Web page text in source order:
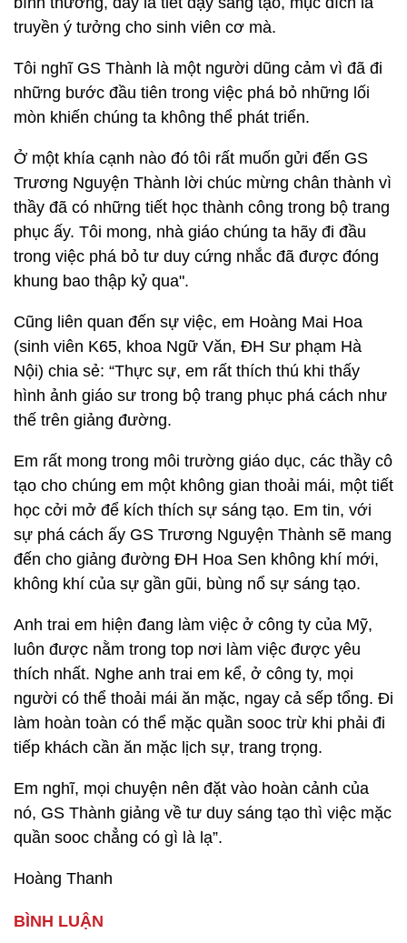
truyền ý tưởng cho sinh viên cơ mà.
Tôi nghĩ GS Thành là một người dũng cảm vì đã đi
những bước đầu tiên trong việc phá bỏ những lối
mòn khiến chúng ta không thể phát triển.
Ở một khía cạnh nào đó tôi rất muốn gửi đến GS
Trương Nguyện Thành lời chúc mừng chân thành vì
thầy đã có những tiết học thành công trong bộ trang
phục ấy. Tôi mong, nhà giáo chúng ta hãy đi đầu
trong việc phá bỏ tư duy cứng nhắc đã được đóng
khung bao thập kỷ qua".
Cũng liên quan đến sự việc, em Hoàng Mai Hoa
(sinh viên K65, khoa Ngữ Văn, ĐH Sư phạm Hà
Nội) chia sẻ: “Thực sự, em rất thích thú khi thấy
hình ảnh giáo sư trong bộ trang phục phá cách như
thế trên giảng đường.
Em rất mong trong môi trường giáo dục, các thầy cô
tạo cho chúng em một không gian thoải mái, một tiết
học cởi mở để kích thích sự sáng tạo. Em tin, với
sự phá cách ấy GS Trương Nguyện Thành sẽ mang
đến cho giảng đường ĐH Hoa Sen không khí mới,
không khí của sự gần gũi, bùng nổ sự sáng tạo.
Anh trai em hiện đang làm việc ở công ty của Mỹ,
luôn được nằm trong top nơi làm việc được yêu
thích nhất. Nghe anh trai em kể, ở công ty, mọi
người có thể thoải mái ăn mặc, ngay cả sếp tổng. Đi
làm hoàn toàn có thể mặc quần sooc trừ khi phải đi
tiếp khách cần ăn mặc lịch sự, trang trọng.
Em nghĩ, mọi chuyện nên đặt vào hoàn cảnh của
nó, GS Thành giảng về tư duy sáng tạo thì việc mặc
quần sooc chẳng có gì là lạ”.
Hoàng Thanh